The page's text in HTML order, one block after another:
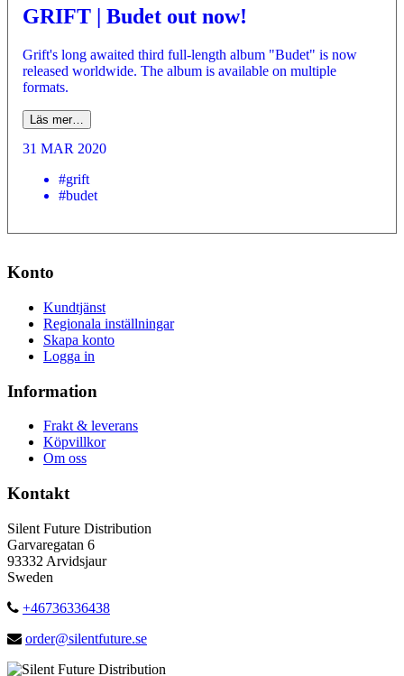
GRIFT | Budet out now!
Grift's long awaited third full-length album "Budet" is now
released worldwide. The album is available on multiple
formats.
Läs mer…
31 MAR 2020
#grift
#budet
Konto
Kundtjänst
Regionala inställningar
Skapa konto
Logga in
Information
Frakt & leverans
Köpvillkor
Om oss
Kontakt
Silent Future Distribution
Garvaregatan 6
93332 Arvidsjaur
Sweden
+46736336438
order@silentfuture.se